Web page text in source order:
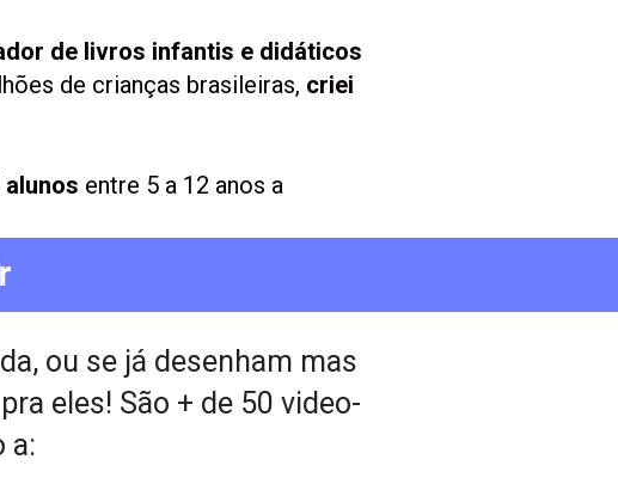
de livros infantis e didáticos
de crianças brasileiras, criei
alunos entre 5 a 12 anos a
ou se já desenham mas
eles! São + de 50 video-
a: